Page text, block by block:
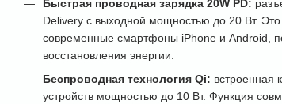
Быстрая проводная зарядка 20W PD:
Delivery с выходной мощностью до 20 Вт.
современные смартфоны iPhone и Android,
восстановления энергии.
Беспроводная технология Qi: встроенная
устройств мощностью до 10 Вт. Функция